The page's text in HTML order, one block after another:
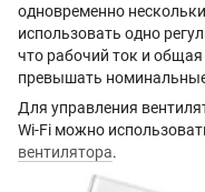
одновременно
использовать одно
что рабочий ток и
превышать
Для управления
Wi-Fi можно
вентилятора.